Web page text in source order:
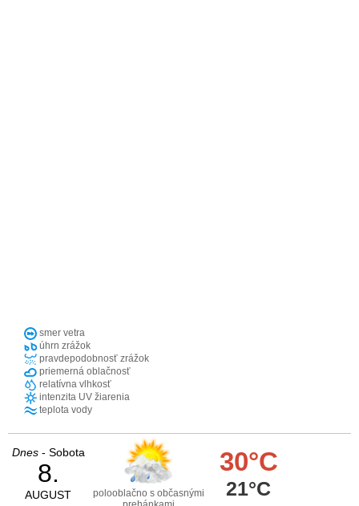
smer vetra
úhrn zrážok
pravdepodobnosť zrážok
priemerná oblačnosť
relatívna vlhkosť
intenzita UV žiarenia
teplota vody
Dnes- Sobota
8.
AUGUST
polooblačno s občasnými
30°C
21°C